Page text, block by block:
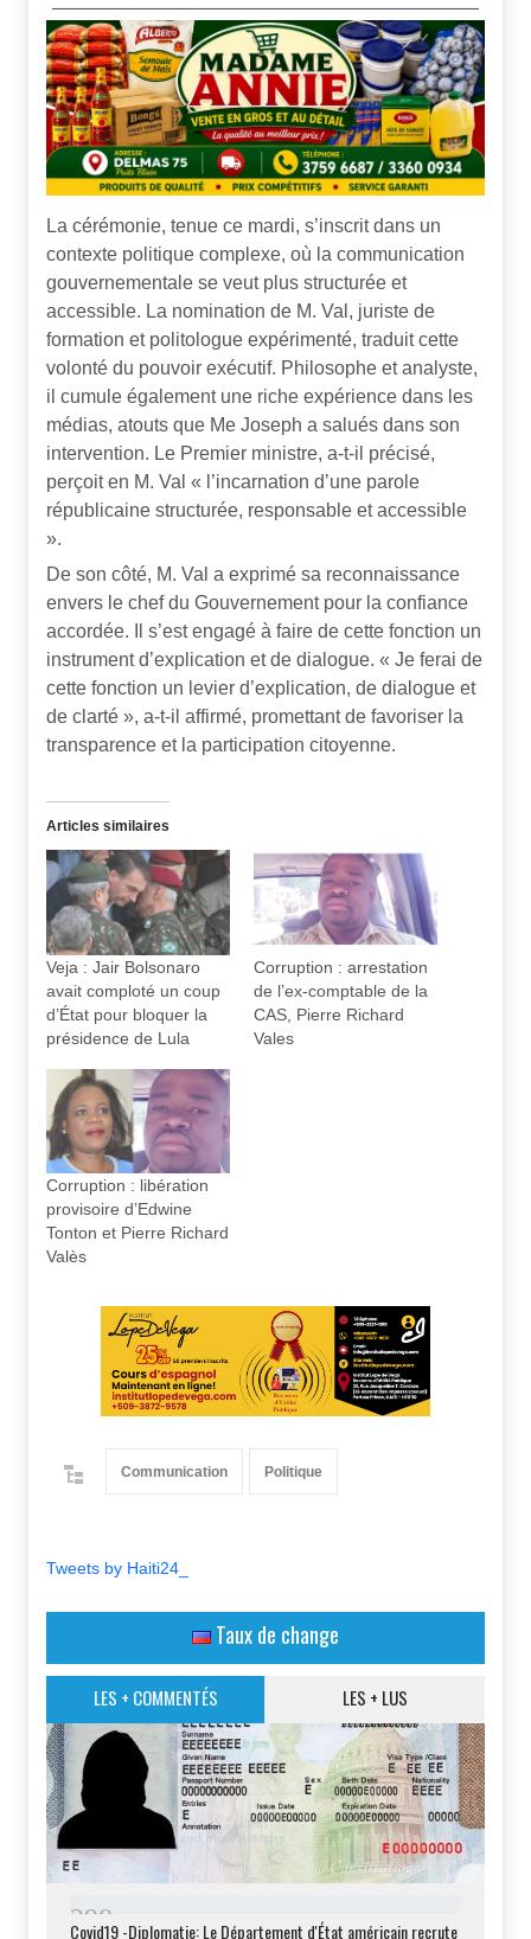
La cérémonie, tenue ce mardi, s’inscrit dans un
contexte politique complexe, où la communication
gouvernementale se veut plus structurée et
accessible. La nomination de M. Val, juriste de
formation et politologue expérimenté, traduit cette
volonté du pouvoir exécutif. Philosophe et analyste,
il cumule également une riche expérience dans les
médias, atouts que Me Joseph a salués dans son
intervention. Le Premier ministre, a-t-il précisé,
perçoit en M. Val « l’incarnation d’une parole
républicaine structurée, responsable et accessible
».
De son côté, M. Val a exprimé sa reconnaissance
envers le chef du Gouvernement pour la confiance
accordée. Il s’est engagé à faire de cette fonction un
instrument d’explication et de dialogue. « Je ferai de
cette fonction un levier d’explication, de dialogue et
de clarté », a-t-il affirmé, promettant de favoriser la
transparence et la participation citoyenne.
Articles similaires
Veja : Jair Bolsonaro
avait comploté un coup
d’État pour bloquer la
présidence de Lula
Corruption : arrestation
de l’ex-comptable de la
CAS, Pierre Richard
Vales
Corruption : libération
provisoire d’Edwine
Tonton et Pierre Richard
Valès
Communication Politique
Tweets by Haiti24_
Taux de change
LES + COMMENTÉS LES + LUS
298
Covid19 -Diplomatie: Le Département d'État américain recrute